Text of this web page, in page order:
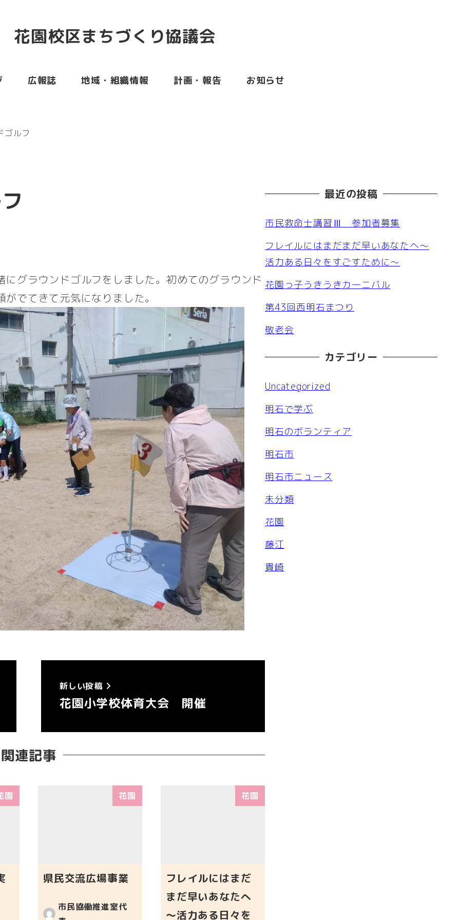
花園校区まちづくり協議会
広報誌 地域・組織情報 計画・報告 お知らせ
ゴルフ
グラウンドゴルフをしました。初めてのグラウンド
でてきて元気になりました。
新しい投稿
花園小学校体育大会 開催
関連記事
園 花園
県民交流広場事業
市民協働推進室代
花園
フレイルにはまだ
まだ早いあなたへ
～活力ある日々を
最近の投稿
市民救命士講習Ⅲ 参加者募集
フレイルにはまだまだ早いあなたへ～
活力ある日々をすごすために～
花園っ子うきうきカーニバル
第43回西明石まつり
敬老会
カテゴリー
Uncategorized
明石で学ぶ
明石のボランティア
明石市
明石市ニュース
未分類
花園
藤江
貴崎